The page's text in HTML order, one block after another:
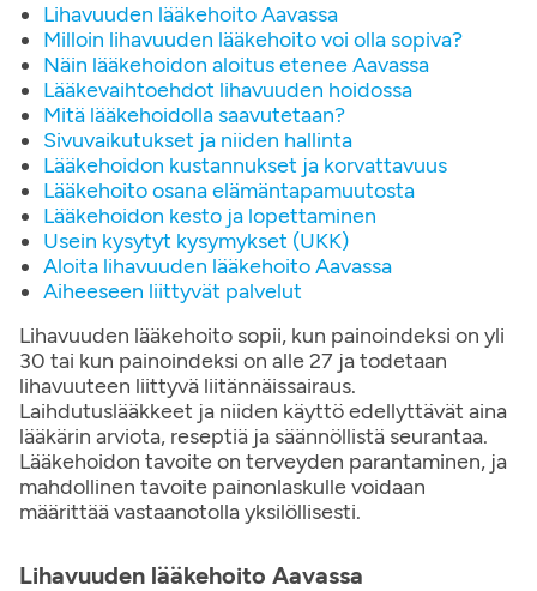
Lihavuuden lääkehoito Aavassa
Milloin lihavuuden lääkehoito voi olla sopiva?
Näin lääkehoidon aloitus etenee Aavassa
Lääkevaihtoehdot lihavuuden hoidossa
Mitä lääkehoidolla saavutetaan?
Sivuvaikutukset ja niiden hallinta
Lääkehoidon kustannukset ja korvattavuus
Lääkehoito osana elämäntapamuutosta
Lääkehoidon kesto ja lopettaminen
Usein kysytyt kysymykset (UKK)
Aloita lihavuuden lääkehoito Aavassa
Aiheeseen liittyvät palvelut
Lihavuuden lääkehoito sopii, kun painoindeksi on yli
30 tai kun painoindeksi on alle 27 ja todetaan
lihavuuteen liittyvä liitännäissairaus.
Laihdutuslääkkeet ja niiden käyttö edellyttävät aina
lääkärin arviota, reseptiä ja säännöllistä seurantaa.
Lääkehoidon tavoite on terveyden parantaminen, ja
mahdollinen tavoite painonlaskulle voidaan
määrittää vastaanotolla yksilöllisesti.
Lihavuuden lääkehoito Aavassa